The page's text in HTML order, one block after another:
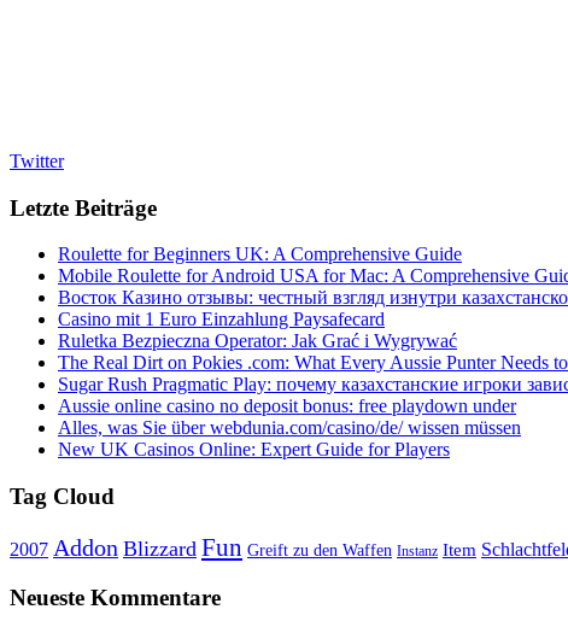
Twitter
Letzte Beiträge
Roulette for Beginners UK: A Comprehensive Guide
Mobile Roulette for Android USA for Mac: A Comprehensive
Восток Казино отзывы: честный взгляд изнутри
Casino mit 1 Euro Einzahlung Paysafecard
Ruletka Bezpieczna Operator: Jak Grać i Wygrywać
The Real Dirt on Pokies .com: What Every Aussie Punter Needs
Sugar Rush Pragmatic Play: почему казахстанские игроки
Aussie online casino no deposit bonus: free playdown under
Alles, was Sie über webdunia.com/casino/de/ wissen müssen
New UK Casinos Online: Expert Guide for Players
Tag Cloud
2007 Addon Blizzard Fun Greift zu den Waffen Instanz Item
Neueste Kommentare